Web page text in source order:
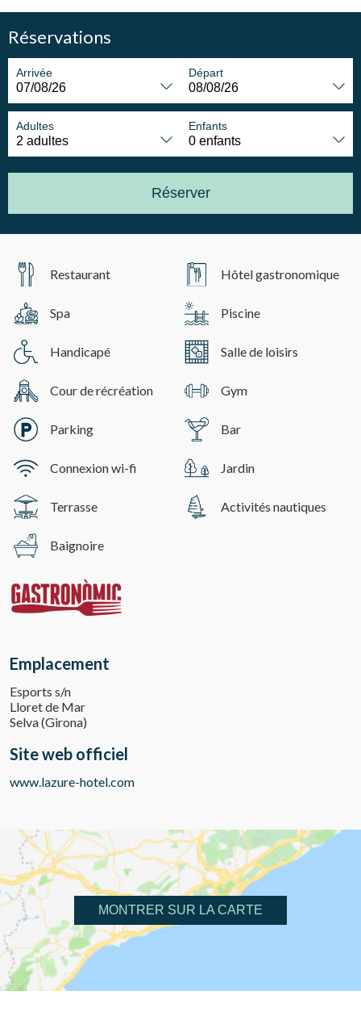
Réservations
Arrivée Départ
Adultes Enfants
Réserver
Restaurant Hôtel gastronomique
Spa Piscine
Handicapé Salle de loisirs
Cour de récréation Gym
Parking Bar
Connexion wi-fi Jardin
Terrasse Activités nautiques
Baignoire
Emplacement
Esports s/n
Lloret de Mar
Selva (Girona)
Site web officiel
www.lazure-hotel.com
MONTRER SUR LA CARTE